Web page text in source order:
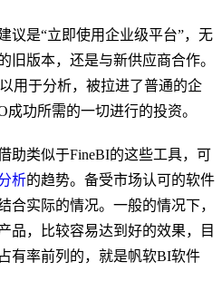
议是“立即使用企业级平台”，无
旧版本，还是与新供应商合作。
用于分析，被拉进了普通的企
功所需的一切进行的投资。
助类似于FineBI的这些工具，可
析的趋势。备受市场认可的软件
合实际的情况。一般的情况下，
品，比较容易达到好的效果，目
有率前列的，就是帆软BI软件